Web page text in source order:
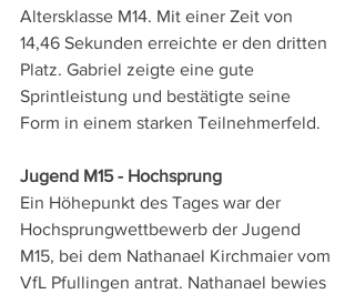
Altersklasse M14. Mit einer Zeit von
14,46 Sekunden erreichte er den dritten
Platz. Gabriel zeigte eine gute
Sprintleistung und bestätigte seine
Form in einem starken Teilnehmerfeld.
Jugend M15 - Hochsprung
Ein Höhepunkt des Tages war der
Hochsprungwettbewerb der Jugend
M15, bei dem Nathanael Kirchmaier vom
VfL Pfullingen antrat. Nathanael bewies